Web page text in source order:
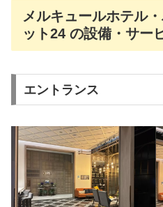
メルキュールホテル
ット24 の設備・サー
エントランス